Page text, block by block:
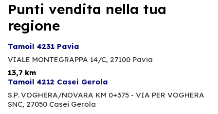
Punti vendita nella tua
regione
Tamoil 4231 Pavia
VIALE MONTEGRAPPA 14/C, 27100 Pavia
13,7 km
Tamoil 4212 Casei Gerola
S.P. VOGHERA/NOVARA KM 0+375 - VIA PER VOGHERA
SNC, 27050 Casei Gerola